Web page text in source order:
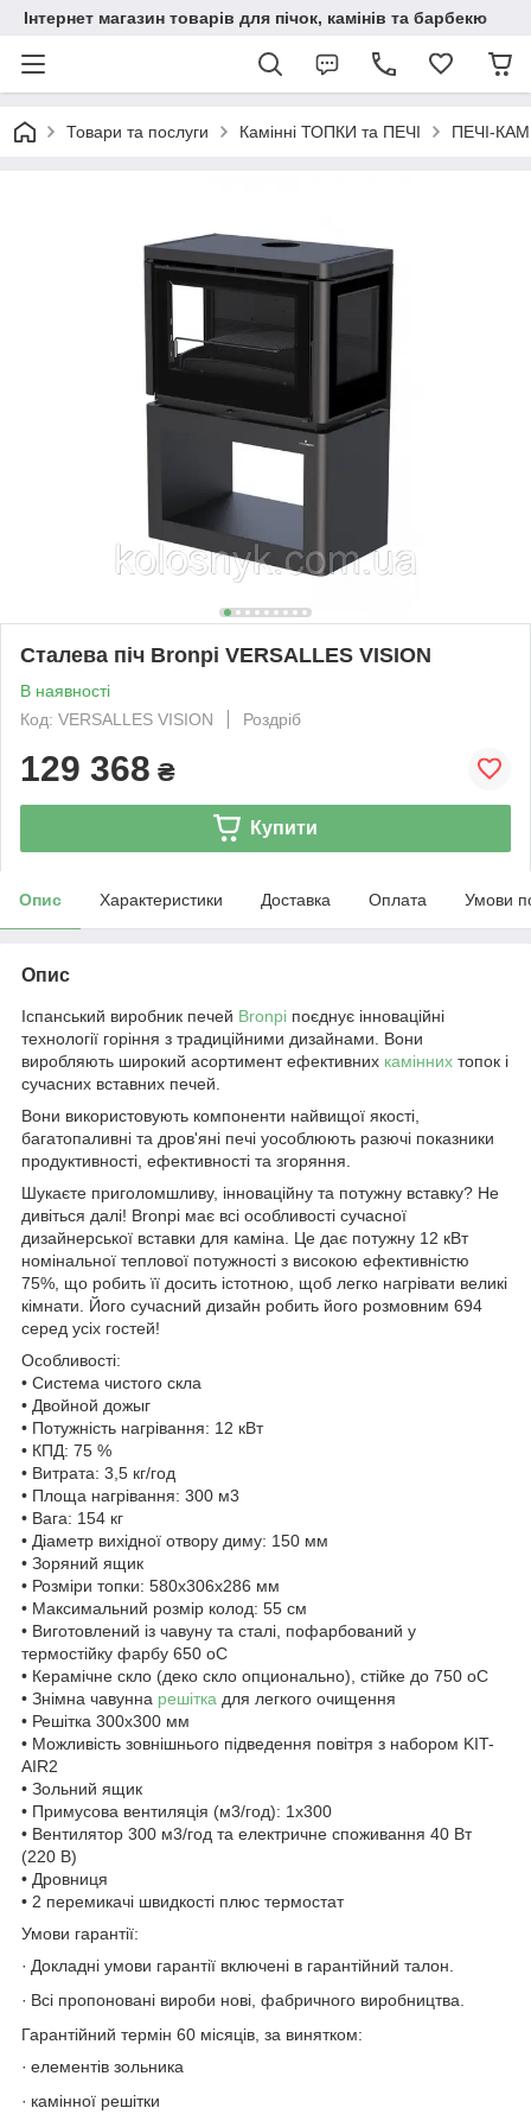
Інтернет магазин товарів для пічок, камінів та барбекю
Товари та послуги Камінні ТОПКИ та ПЕЧІ ПЕЧІ-
Сталева піч Bronpi VERSALLES VISION
В наявності
Код: VERSALLES VISION
Роздріб
129 368 ₴
Купити
Опис Характеристики Доставка Оплата Умови
Опис
Іспанський виробник печей Bronpi поєднує інноваційні
технології горіння з традиційними дизайнами. Вони
виробляють широкий асортимент ефективних камінних топок і
сучасних вставних печей.
Вони використовують компоненти найвищої якості,
багатопаливні та дров'яні печі уособлюють разючі показники
продуктивності, ефективності та згоряння.
Шукаєте приголомшливу, інноваційну та потужну вставку? Не
дивіться далі! Bronpi має всі особливості сучасної
дизайнерської вставки для каміна. Це дає потужну 12 кВт
номінальної теплової потужності з високою ефективністю
75%, що робить її досить істотною, щоб легко нагрівати великі
кімнати. Його сучасний дизайн робить його розмовним 694
серед усіх гостей!
Особливості:
• Система чистого скла
• Двойной дожыг
• Потужність нагрівання: 12 кВт
• КПД: 75 %
• Витрата: 3,5 кг/год
• Площа нагрівання: 300 м3
• Вага: 154 кг
• Діаметр вихідної отвору диму: 150 мм
• Зоряний ящик
• Розміри топки: 580x306x286 мм
• Максимальний розмір колод: 55 см
• Виготовлений із чавуну та сталі, пофарбований у
термостійку фарбу 650 oC
• Керамічне скло (деко скло опционально), стійке до 750 oC
• Знімна чавунна решітка для легкого очищення
• Решітка 300х300 мм
• Можливість зовнішнього підведення повітря з набором KIT-
AIR2
• Зольний ящик
• Примусова вентиляція (м3/год): 1x300
• Вентилятор 300 м3/год та електричне споживання 40 Вт
(220 В)
• Дровниця
• 2 перемикачі швидкості плюс термостат
Умови гарантії:
· Докладні умови гарантії включені в гарантійний талон.
· Всі пропоновані вироби нові, фабричного виробництва.
Гарантійний термін 60 місяців, за винятком:
· елементів зольника
· камінної решітки